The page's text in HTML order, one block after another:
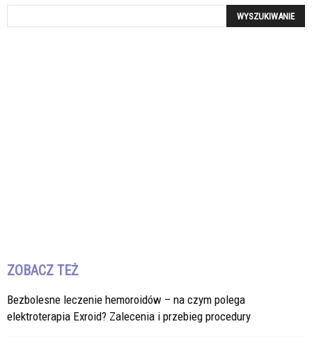
ZOBACZ TEŻ
Bezbolesne leczenie hemoroidów – na czym polega
elektroterapia Exroid? Zalecenia i przebieg procedury